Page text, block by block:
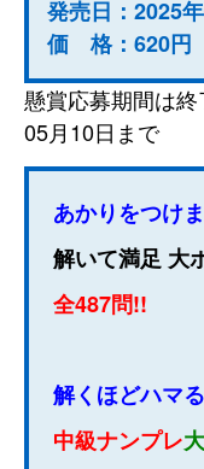
発売日：2025
価 格：620円
懸賞応募期間は
05月10日まで
あかりをつけ
解いて満足 大
全487問!!
解くほどハマる
中級ナンプレ